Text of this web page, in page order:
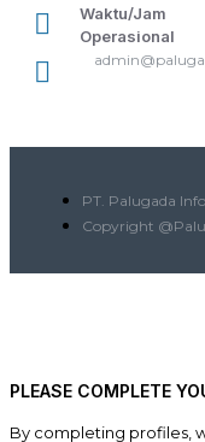
Waktu/Jam
Operasional
PT. Palugada
Copyright
PLEASE COMPLETE
By completing profiles,